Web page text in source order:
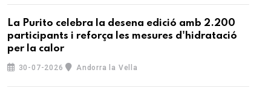
La Purito celebra la desena edició amb 2.200
participants i reforça les mesures d'hidratació
per la calor
30-07-2026 Andorra la Vella